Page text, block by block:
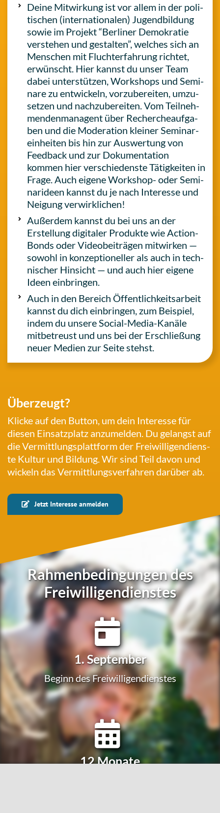
Deine Mit­wir­kung ist vor allem in der poli­
ti­schen (inter­na­tio­na­len) Jugend­bil­dung
sowie im Projekt “Ber­li­ner Demo­kra­tie
ver­ste­hen und gestal­ten”, welches sich an
Men­schen mit Flucht­er­fah­rung richtet,
erwünscht. Hier kannst du unser Team
dabei unter­stüt­zen, Work­shops und Semi­
na­re zu ent­wi­ckeln, vor­zu­be­rei­ten, umzu­
set­zen und nach­zu­be­rei­ten. Vom Teil­neh­
men­den­ma­nagent über Recher­che­auf­ga­
ben und die Mode­ra­ti­on kleiner Semi­nar­
ein­hei­ten bis hin zur Aus­wer­tung von
Feed­back und zur Doku­men­ta­ti­on
kommen hier ver­schie­dens­te Tätig­kei­ten in
Frage. Auch eigene Work­shop- oder Semi­
nar­ideen kannst du je nach Inter­es­se und
Neigung verwirklichen!
Außer­dem kannst du bei uns an der
Erstel­lung digi­ta­ler Pro­duk­te wie Action-
Bonds oder Video­bei­trä­gen mit­wir­ken —
sowohl in kon­zep­tio­nel­ler als auch in tech­
ni­scher Hin­sicht — und auch hier eigene
Ideen einbringen.
Auch in den Bereich Öffent­lich­keits­ar­beit
kannst du dich ein­brin­gen, zum Bei­spiel,
indem du unsere Social-Media-Kanäle
mit­be­treust und uns bei der Erschlie­ßung
neuer Medien zur Seite stehst.
Über­zeugt?
Klicke auf den Button, um dein Inter­es­se für
diesen Ein­satz­platz anzu­mel­den. Du gelangst auf
die Ver­mitt­lungs­platt­form der Frei­wil­li­gen­diens­
te Kultur und Bildung. Wir sind Teil davon und
wickeln das Ver­mitt­lungs­ver­fah­ren darüber ab.
Jetzt Inter­es­se anmelden
Rahmenbedingungen des
Freiwilligendienstes
1. Sep­tem­ber
Beginn des Freiwilligendienstes
12 Monate